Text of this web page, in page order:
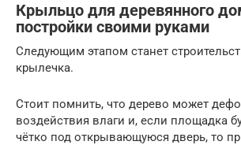
Крыльцо для деревянного
постройки своими руками
Следующим этапом станет
крылечка.
Стоит помнить, что дерево может
воздействия влаги и, если площадка
чётко под открывающуюся дверь, то